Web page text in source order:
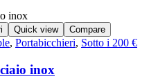
Quick view Compare
, Portabicchieri, Sotto i 200 €
inox